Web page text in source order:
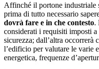
Affinché il portone industriale
prima di tutto necessario
dovrà fare e in che contesto.
considerati i requisiti imposti
sicurezza; dall’altra occorrerà
l’edificio per valutare le varie
energetica, frequenze